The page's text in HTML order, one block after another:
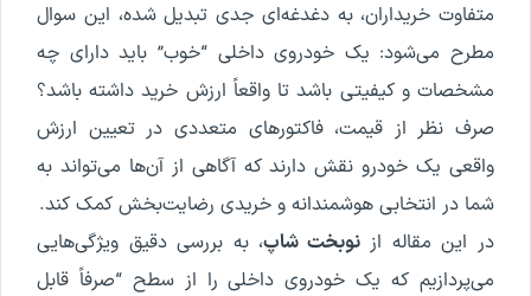
متفاوت خریداران، به دغدغه‌ای جدی تبدیل شده، این سوال
مطرح می‌شود: یک خودروی داخلی “خوب” باید دارای چه
مشخصات و کیفیتی باشد تا واقعاً ارزش خرید داشته باشد؟
صرف نظر از قیمت، فاکتورهای متعددی در تعیین ارزش
واقعی یک خودرو نقش دارند که آگاهی از آن‌ها می‌تواند به
شما در انتخابی هوشمندانه و خریدی رضایت‌بخش کمک کند.
در این مقاله ازنوبخت شاپ، به بررسی دقیق ویژگی‌هایی
می‌پردازیم که یک خودروی داخلی را از سطح “صرفاً قابل